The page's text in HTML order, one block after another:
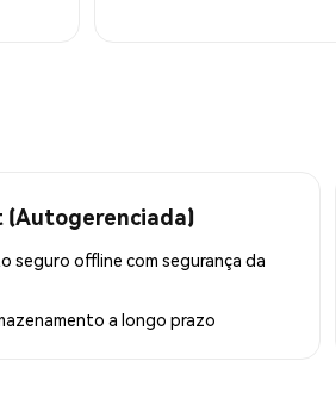
(Autogerenciada)
seguro offline com segurança da
a longo prazo